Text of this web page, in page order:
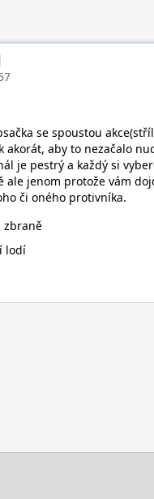
se spoustou
akorát, aby to nezačalo
je pestrý a každý si
ale jenom protože vám
či oného protivníka.
zbraně
lodí